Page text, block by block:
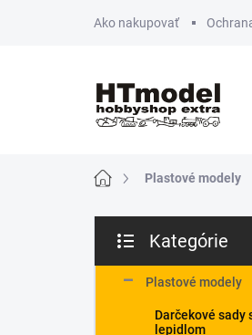
Ako nakupovať
DomovPlastové modely
č
kategórie
Kategórie
Plastové modely
Darčekové sady
lepidlom